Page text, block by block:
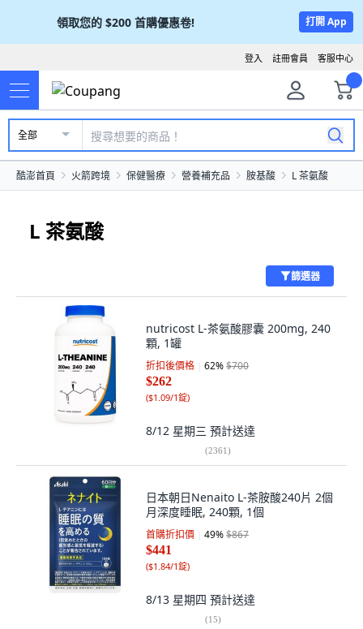
領取您的 $200 首購優惠卷! 打開 App
客服中心
註冊會員
登入
全部
酷澎首頁 火箭跨境 保健醫療 營養補充品 胺基酸 L 茶氨酸
L 茶氨酸
篩選器
nutricost L-茶氨酸膠囊 200mg, 240
顆, 1罐
折扣後價格 62%$700
$262
($1.09/1錠)
8/12 星期三 預計送達
(2361)
日本朝日Nenaito L-茶胺酸240片 2個
月深度睡眠, 240顆, 1個
首購折扣價 49%$867
$441
($1.84/1錠)
8/13 星期四 預計送達
(15)